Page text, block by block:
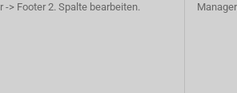
-> Footer 2. Spalte bearbeiten.